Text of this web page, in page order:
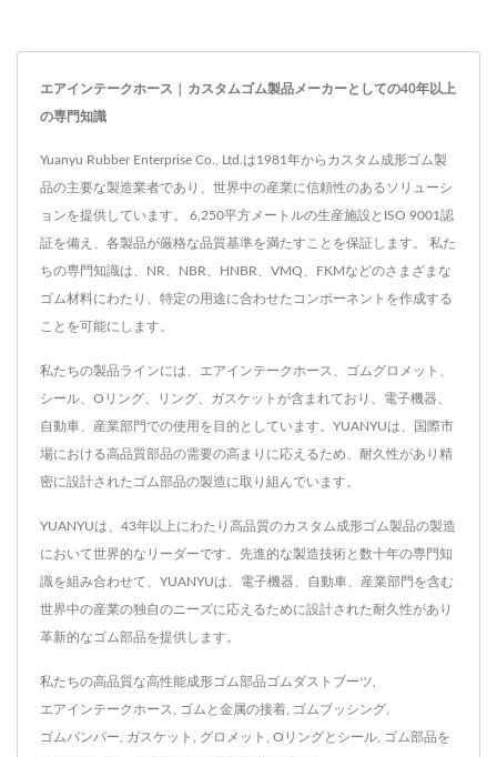
エアインテークホース | カスタムゴム製品メーカーとしての40年以上
の専門知識
Yuanyu Rubber Enterprise Co., Ltd.は1981年からカスタム成形ゴム製
品の主要な製造業者であり、世界中の産業に信頼性のあるソリューシ
ョンを提供しています。 6,250平方メートルの生産施設とISO 9001認
証を備え、各製品が厳格な品質基準を満たすことを保証します。 私た
ちの専門知識は、NR、NBR、HNBR、VMQ、FKMなどのさまざまな
ゴム材料にわたり、特定の用途に合わせたコンポーネントを作成する
ことを可能にします。
私たちの製品ラインには、エアインテークホース、ゴムグロメット、
シール、Oリング、リング、ガスケットが含まれており、電子機器、
自動車、産業部門での使用を目的としています。YUANYUは、国際市
場における高品質部品の需要の高まりに応えるため、耐久性があり精
密に設計されたゴム部品の製造に取り組んでいます。
YUANYUは、43年以上にわたり高品質のカスタム成形ゴム製品の製造
において世界的なリーダーです。先進的な製造技術と数十年の専門知
識を組み合わせて、YUANYUは、電子機器、自動車、産業部門を含む
世界中の産業の独自のニーズに応えるために設計された耐久性があり
革新的なゴム部品を提供します。
私たちの高品質な高性能成形ゴム部品ゴムダストブーツ
エアインテークホース ゴムと金属の接着 ゴムブッシング
ゴムバンパー ガスケット グロメット Oリングとシール ゴム部品を